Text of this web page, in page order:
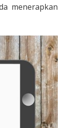
menerapkan